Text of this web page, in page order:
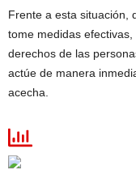
Frente a esta situación,
tome medidas
derechos de las
actúe de manera
acecha.